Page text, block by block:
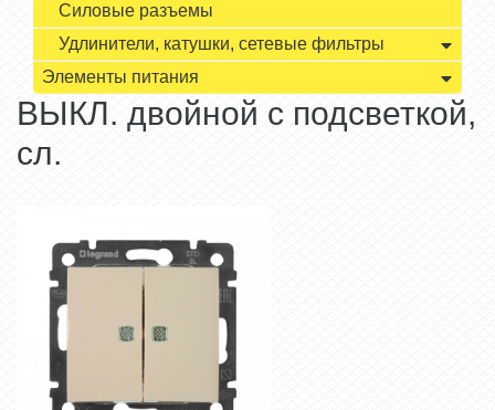
Силовые разъемы
Удлинители, катушки, сетевые фильтры
Элементы питания
ВЫКЛ. двойной с подсветкой,
сл.